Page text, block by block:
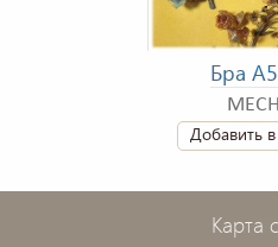
Бра
Добавить
Карта